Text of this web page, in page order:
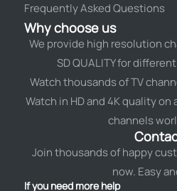
Frequently Asked Questions
Why choose us
We provide high resolution
SD QUALITY for
Watch thousands of TV
Watch in HD and 4K quality
channels
Join thousands of happy
now. Easy
If you need more help